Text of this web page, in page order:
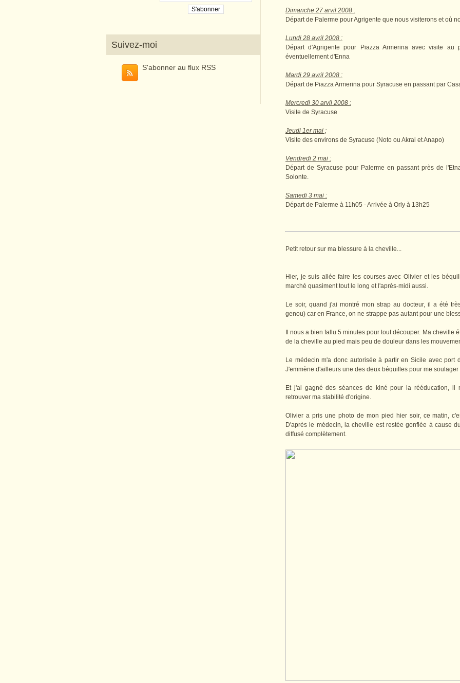
Suivez-moi
S'abonner au flux RSS
Dimanche 27 arvil 2008 :
Départ de Palerme pour Agrigente que nous visiterons et où
Lundi 28 avril 2008 :
Départ d'Agrigente pour Piazza Armerina avec visite
éventuellement d'Enna
Mardi 29 avril 2008 :
Départ de Piazza Armerina pour Syracuse en passant par
Mercredi 30 arvil 2008 :
Visite de Syracuse
Jeudi 1er mai ;
Visite des environs de Syracuse (Noto ou Akrai et Anapo)
Vendredi 2 mai :
Départ de Syracuse pour Palerme en passant près de
Solonte.
Samedi 3 mai :
Départ de Palerme à 11h05 - Arrivée à Orly à 13h25
Petit retour sur ma blessure à la cheville...
Hier, je suis allée faire les courses avec Olivier et les
marché quasiment tout le long et l'après-midi aussi.
Le soir, quand j'ai montré mon strap au docteur, il a été
genou) car en France, on ne strappe pas autant pour une
Il nous a bien fallu 5 minutes pour tout découper. Ma cheville
de la cheville au pied mais peu de douleur dans les
Le médecin m'a donc autorisée à partir en Sicile avec port
J'emmène d'ailleurs une des deux béquilles pour me
Et j'ai gagné des séances de kiné pour la rééducation, il
retrouver ma stabilité d'origine.
Olivier a pris une photo de mon pied hier soir, ce matin,
D'après le médecin, la cheville est restée gonflée à cause
diffusé complètement.